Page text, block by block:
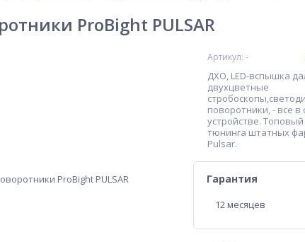
ProBight PULSAR
Артикул: -
ДХО, LED-вспышка
двухцветные
поворотники, - все в
устройстве.
тюнинга штатных
Pulsar.
Гарантия
12 месяцев